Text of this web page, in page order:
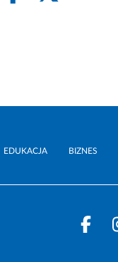
EDUKACJA BIZNES